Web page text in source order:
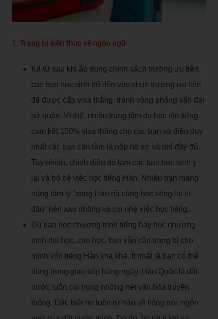
1. Trang bị kiến thức về ngôn ngữ
Kể từ sau khi áp dụng chính sách trường ưu tiên,
các bạn học sinh đổ dồn vào chọn trường ưu tiên
để được cấp visa thẳng, tránh vòng phỏng vấn đại
sứ quán. Vì thế, nhiều trung tâm du học lên tiếng
cam kết 100% visa thẳng cho các bạn và điều duy
nhất các bạn cần làm là nộp hồ sơ và phí đầy đủ.
Tuy nhiên, chính điều đó làm các bạn học sinh ỷ
lại và bỏ bê việc học tiếng Hàn. Nhiều bạn mang
nặng tâm lý “sang Hàn rồi cũng học tiếng lại từ
đầu” nên xao nhãng và coi nhẹ việc học tiếng.
Dù bạn học chương trình tiếng hay học chương
trình đại học, cao học, bạn vẫn cần trang bị cho
mình vốn tiếng Hàn kha khá. Ít nhất là bạn có thể
dùng trong giao tiếp hàng ngày. Hàn Quốc là đất
nước luôn coi trọng những nét văn hóa truyền
thống. Đặc biệt họ luôn tự hào về tiếng nói, ngôn